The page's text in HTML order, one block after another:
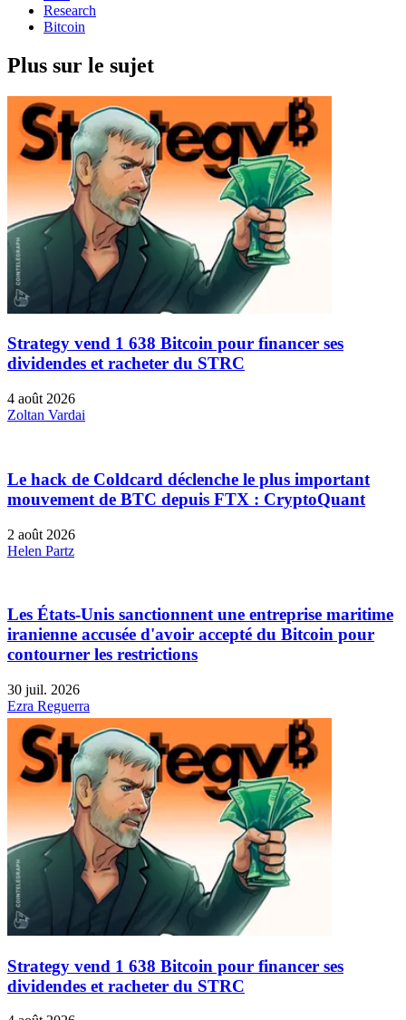
Research
Bitcoin
Plus sur le sujet
Strategy vend 1 638 Bitcoin pour financer ses
dividendes et racheter du STRC
4 août 2026
Zoltan Vardai
Le hack de Coldcard déclenche le plus important
mouvement de BTC depuis FTX : CryptoQuant
2 août 2026
Helen Partz
Les États-Unis sanctionnent une entreprise maritime
iranienne accusée d'avoir accepté du Bitcoin pour
contourner les restrictions
30 juil. 2026
Ezra Reguerra
Strategy vend 1 638 Bitcoin pour financer ses
dividendes et racheter du STRC